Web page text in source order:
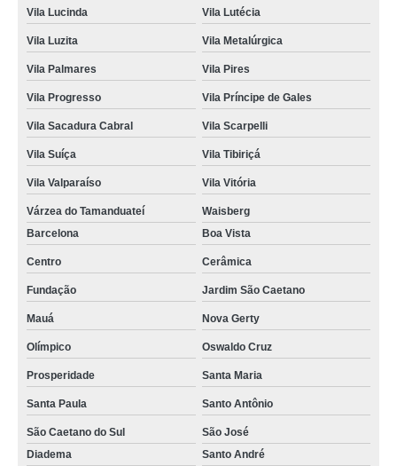
contato de clínica veterinária especializada em cães e gatos São José
contato de clínica veterinária animal Jardim Ana Maria
clínica veterinária especializada em cães e gatos Olímpico
endereço de clínica veterinária de cães e gatos Jardim Ipanema
contato de clínica veterinária de cães e gatos Vila Scarpelli
clínica veterinária 24h Sítio dos Vianas
contato de clínica veterinária Sítio dos Vianas
contato de clínica veterinária mais próxima Jardim Marek
clínica veterinária 24h telefone Santa Terezinha
endereço de clínica veterinária mais próxima Jardim Santa Cristina
Vila Lucinda Vila Lutécia
Vila Luzita Vila Metalúrgica
Vila Palmares Vila Pires
Vila Progresso Vila Príncipe de Gales
Vila Sacadura Cabral Vila Scarpelli
Vila Suíça Vila Tibiriçá
Vila Valparaíso Vila Vitória
Várzea do Tamanduateí
Waisberg
Barcelona
Boa Vista
Centro Cerâmica
Fundação Jardim São Caetano
Mauá Nova Gerty
Olímpico Oswaldo Cruz
Prosperidade Santa Maria
Santa Paula Santo Antônio
São Caetano do Sul
São José
Diadema
Santo André